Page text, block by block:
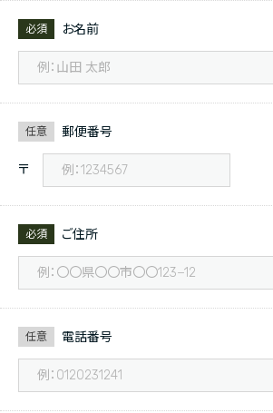
必須 お名前
任意 郵便番号
〒
必須 ご住所
任意 電話番号